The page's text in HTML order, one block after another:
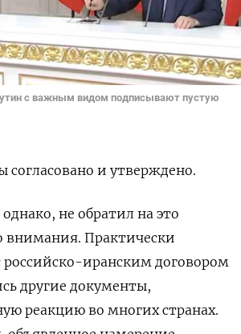
с важным видом подписывают пустую
согласовано и утверждено.
не обратил на это
внимания. Практически
российско-иранским договором
другие документы,
реакцию во многих странах.